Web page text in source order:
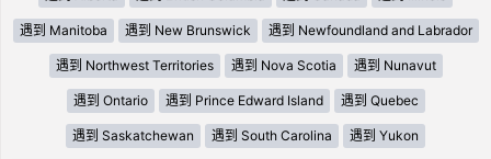
遇到 Manitoba 遇到 New Brunswick 遇到 Newfoundland and Labrador
遇到 Northwest Territories 遇到 Nova Scotia 遇到 Nunavut
遇到 Ontario 遇到 Prince Edward Island 遇到 Quebec
遇到 Saskatchewan 遇到 South Carolina 遇到 Yukon